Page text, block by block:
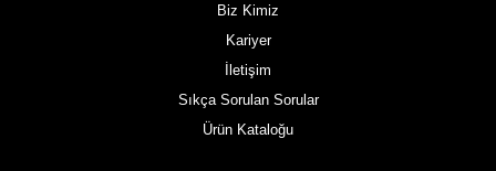
Biz Kimiz
Kariyer
İletişim
Sıkça Sorulan Sorular
Ürün Kataloğu